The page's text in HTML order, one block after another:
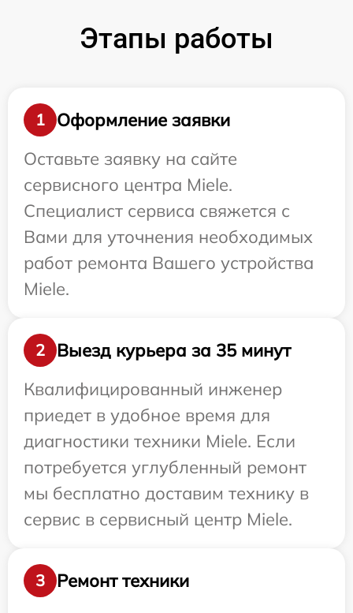
Этапы работы
1
Оформление заявки
Оставьте заявку на сайте
сервисного центра Miele.
Специалист сервиса свяжется с
Вами для уточнения необходимых
работ ремонта Вашего устройства
Miele.
2
Выезд курьера за 35 минут
Квалифицированный инженер
приедет в удобное время для
диагностики техники Miele. Если
потребуется углубленный ремонт
мы бесплатно доставим технику в
сервис в сервисный центр Miele.
3
Ремонт техники